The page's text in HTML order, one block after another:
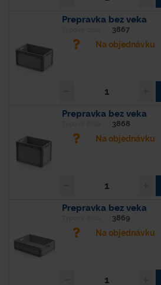
Prepravka bez veka
3867
Na objednávku
Prepravka bez veka
3868
Na objednávku
Prepravka bez veka
3869
Na objednávku